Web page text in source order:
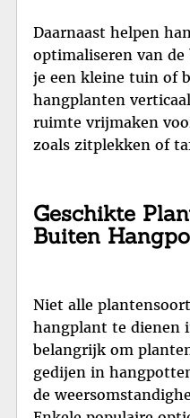
Daarnaast helpen
optimaliseren van
je een kleine tuin of
hangplanten
ruimte vrijmaken
zoals zitplekken of
Geschikte
Buiten
Niet alle
hangplant te dienen
belangrijk om
gedijen in
de